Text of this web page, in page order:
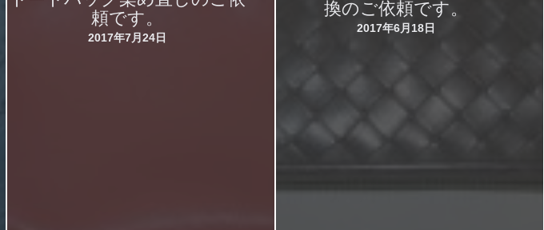
頼です。
2017年7月24日
換のご依頼です。
2017年6月18日